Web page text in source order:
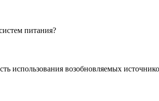
питания?
использования возобновляемых